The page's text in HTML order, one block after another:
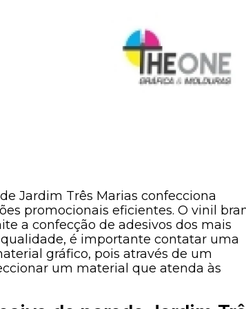
Jardim Três Marias confecciona
promocionais eficientes. O vinil
a confecção de adesivos dos mais
é importante contatar uma
gráfico, pois através de um
um material que atenda às